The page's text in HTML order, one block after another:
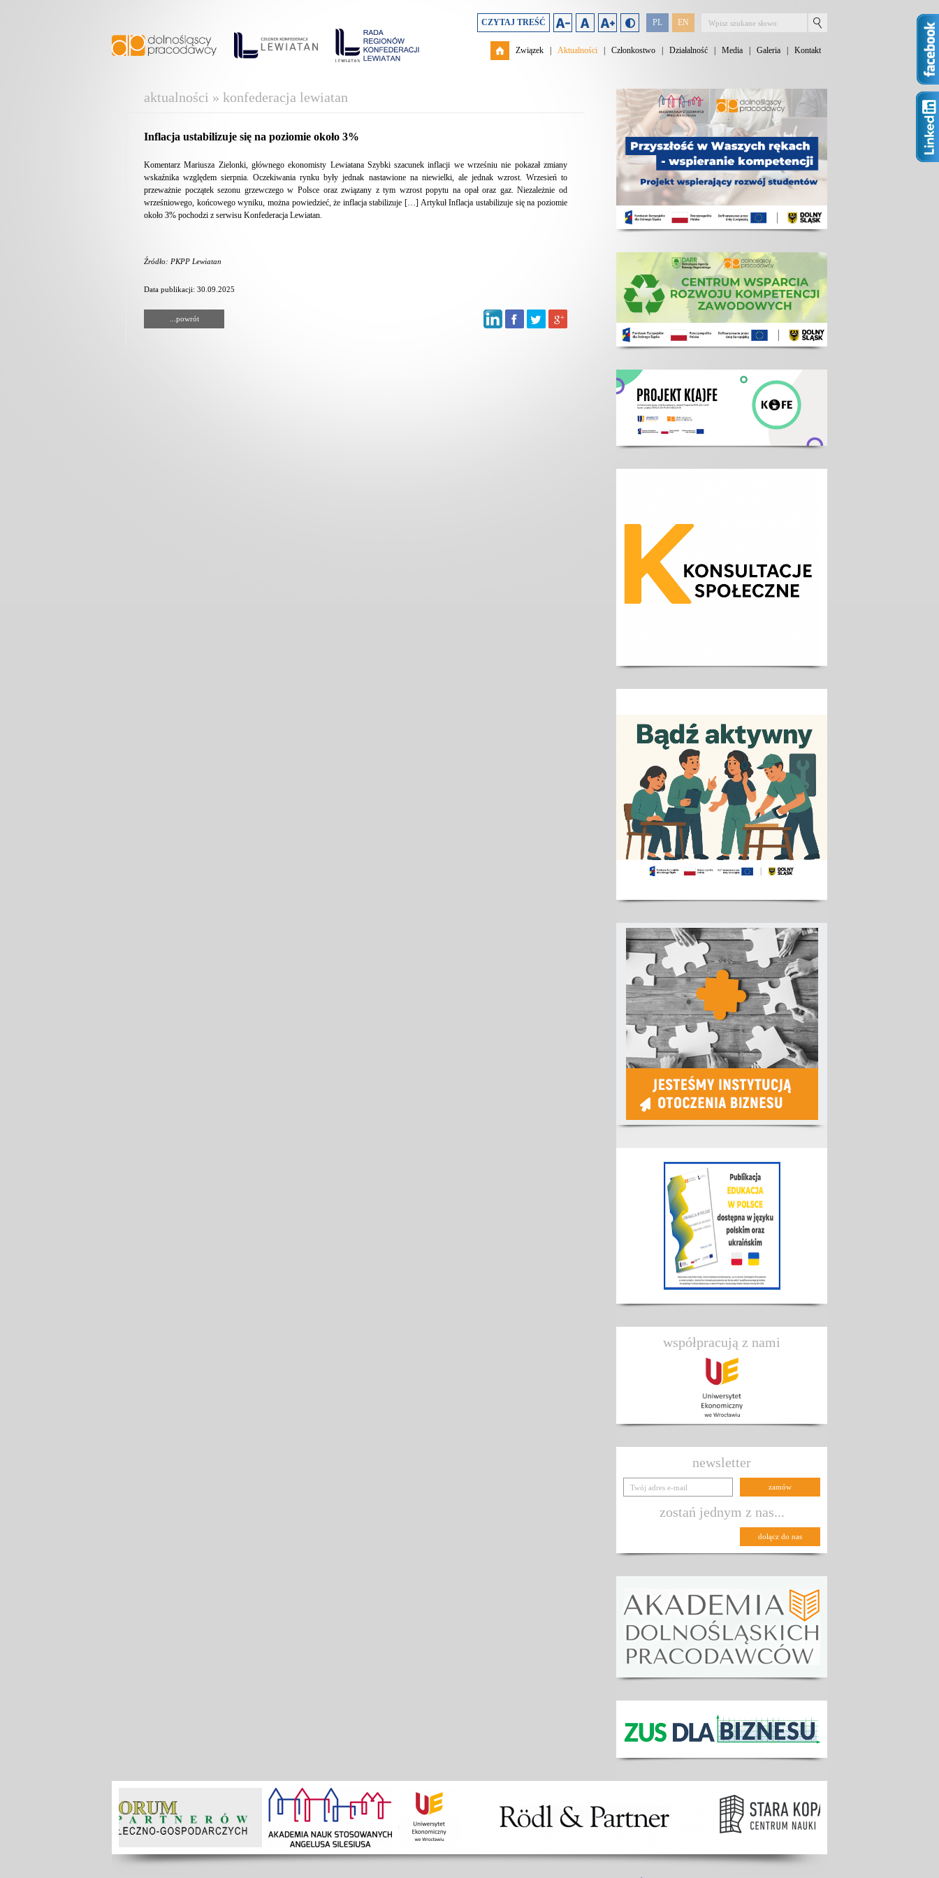
PL EN
CZYTAJ TREŚĆ
Związek Aktualności Członkostwo Działalność Media Galeria Kontakt
aktualności » konfederacja lewiatan
Inflacja ustabilizuje się na poziomie około 3%
Komentarz Mariusza Zielonki, głównego ekonomisty Lewiatana Szybki szacunek inflacji we wrześniu nie pokazał zmiany
wskaźnika względem sierpnia. Oczekiwania rynku były jednak nastawione na niewielki, ale jednak wzrost. Wrzesień to
przeważnie początek sezonu grzewczego w Polsce oraz związany z tym wzrost popytu na opał oraz gaz. Niezależnie od
wrześniowego, końcowego wyniku, można powiedzieć, że inflacja stabilizuje […] Artykuł Inflacja ustabilizuje się na poziomie
około 3% pochodzi z serwisu Konfederacja Lewiatan.
Źródło: PKPP Lewiatan
Data publikacji: 30.09.2025
...powrót
współpracują z nami
newsletter
zostań jednym z nas...